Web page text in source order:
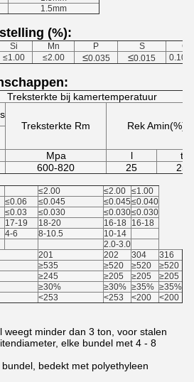
1.5mm
(%):
Si Mn P S
Cu
≤1.00 ≤2.00 ≤0.035 ≤0.015 0.10-
Treksterkte bij kamertemperatuur
Treksterkte Rm
Rek Amin(%)
Mpa l
t
600-820 25 25
≤2.00 ≤2.00 ≤1.00
≤0.06 ≤0.045 ≤0.045≤0.040
≤0.03 ≤0.030 ≤0.030≤0.030
17-19 18-20 16-18
16-18
4-6 8-10.5
10-14
2.0-3.0
201 202 304
316
≥535 ≥520 ≥520
≥520
≥245 ≥205 ≥205
≥205
≥30% ≥30% ≥35% ≥35%
<253 <253 <200 <200
weegt minder dan 3 ton, voor stalen
elke bundel met 4 - 8
bedekt met polyethyleen